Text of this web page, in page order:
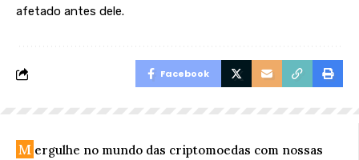
afetado antes dele.
Facebook
M ergulhe no mundo das criptomoedas com nossas